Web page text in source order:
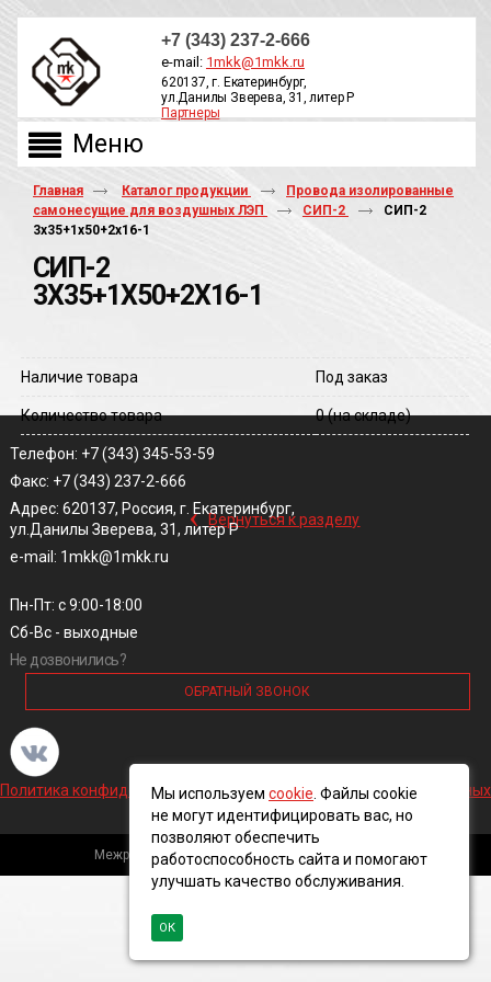
+7 (343) 237-2-666
e-mail: 1mkk@1mkk.ru
620137, г. Екатеринбург,
ул.Данилы Зверева, 31, литер Р
Партнеры
Главная Каталог продукции
Провода изолированные
самонесущие для воздушных ЛЭП
СИП-2
СИП-2
3х35+1х50+2х16-1
СИП-2
3Х35+1Х50+2Х16-1
Наличие товара Под заказ
Количество товара 0(на складе)
‹ Вернуться к разделу
Телефон: +7 (343) 345-53-59
Факс: +7 (343) 237-2-666
Адрес: 620137, Россия, г. Екатеринбург,
ул.Данилы Зверева, 31, литер Р
e-mail: 1mkk@1mkk.ru
Пн-Пт: с 9:00-18:00
Сб-Вс - выходные
Не дозвонились?
ОБРАТНЫЙ ЗВОНОК
Политика конфиденциальности и обработки персональных данных
Межрегиональная кабельная компания, 2016 ©
Мы используем cookie . Файлы cookie
не могут идентифицировать вас, но
позволяют обеспечить
работоспособность сайта и помогают
улучшать качество обслуживания.
ОК